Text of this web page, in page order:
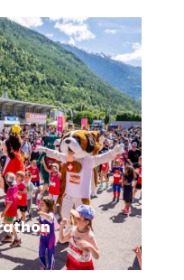
produits du terroir
fromage et plein
de notre région.